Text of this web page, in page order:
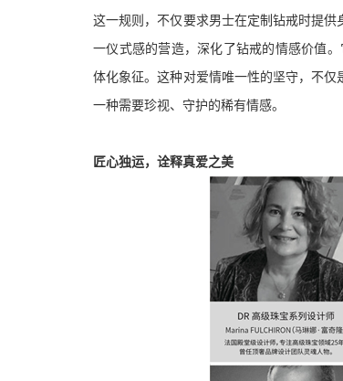
这一规则，不仅要求男士在定制钻戒时提
一仪式感的营造，深化了钻戒的情感价值
体化象征。这种对爱情唯一性的坚守，不
一种需要珍视、守护的稀有情感。
匠心独运，诠释真爱之美